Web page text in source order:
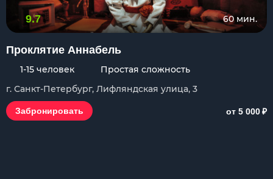
9.7 60 мин.
Проклятие Аннабель
1-15 человек
Простая сложность
г. Санкт-Петербург, Лифляндская улица, 3
Забронировать от 5 000₽